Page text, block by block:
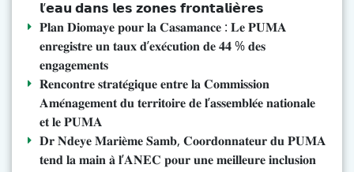
𝗹’𝗲𝗮𝘂 𝗱𝗮𝗻𝘀 𝗹𝗲𝘀 𝘇𝗼𝗻𝗲𝘀 𝗳𝗿𝗼𝗻𝘁𝗮𝗹𝗶𝗲̀𝗿𝗲𝘀
𝐏𝐥𝐚𝐧 𝐃𝐢𝐨𝐦𝐚𝐲𝐞 𝐩𝐨𝐮𝐫 𝐥𝐚 𝐂𝐚𝐬𝐚𝐦𝐚𝐧𝐜𝐞 : 𝐋𝐞 𝐏𝐔𝐌𝐀
𝐞𝐧𝐫𝐞𝐠𝐢𝐬𝐭𝐫𝐞 𝐮𝐧 𝐭𝐚𝐮𝐱 𝐝’𝐞𝐱𝐞́𝐜𝐮𝐭𝐢𝐨𝐧 𝐝𝐞 𝟒𝟒 % 𝐝𝐞𝐬
𝐞𝐧𝐠𝐚𝐠𝐞𝐦𝐞𝐧𝐭𝐬
𝐑𝐞𝐧𝐜𝐨𝐧𝐭𝐫𝐞 𝐬𝐭𝐫𝐚𝐭𝐞́𝐠𝐢𝐪𝐮𝐞 𝐞𝐧𝐭𝐫𝐞 𝐥𝐚 𝐂𝐨𝐦𝐦𝐢𝐬𝐬𝐢𝐨𝐧
𝐀𝐦𝐞́𝐧𝐚𝐠𝐞𝐦𝐞𝐧𝐭 𝐝𝐮 𝐭𝐞𝐫𝐫𝐢𝐭𝐨𝐢𝐫𝐞 𝐝𝐞 𝐥’𝐚𝐬𝐬𝐞𝐦𝐛𝐥𝐞́𝐞 𝐧𝐚𝐭𝐢𝐨𝐧𝐚𝐥𝐞
𝐞𝐭 𝐥𝐞 𝐏𝐔𝐌𝐀
𝐃𝐫 𝐍𝐝𝐞𝐲𝐞 𝐌𝐚𝐫𝐢𝐞̀𝐦𝐞 𝐒𝐚𝐦𝐛, 𝐂𝐨𝐨𝐫𝐝𝐨𝐧𝐧𝐚𝐭𝐞𝐮𝐫 𝐝𝐮 𝐏𝐔𝐌𝐀
𝐭𝐞𝐧𝐝 𝐥𝐚 𝐦𝐚𝐢𝐧 𝐚̀ 𝐥’𝐀𝐍𝐄𝐂 𝐩𝐨𝐮𝐫 𝐮𝐧𝐞 𝐦𝐞𝐢𝐥𝐥𝐞𝐮𝐫𝐞 𝐢𝐧𝐜𝐥𝐮𝐬𝐢𝐨𝐧